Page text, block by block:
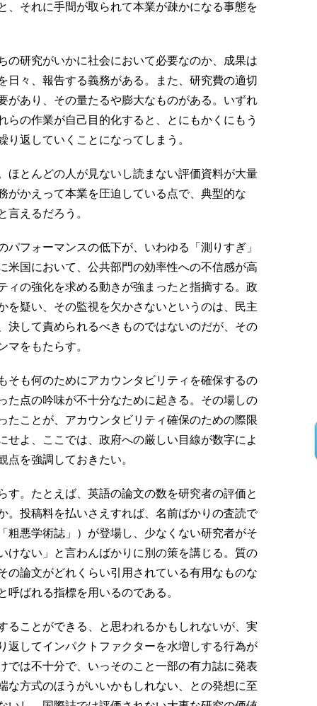
、それに手間が取られて本業が疎かになる事態を
の研究がいかに社会において必要なのか、成果は
日々、報告する義務がある。また、研究費の適切
があり、その量たるや膨大なものがある。いずれ
らの作業が自己目的化すると、とにもかくにもう
返していくことになってしまう。
ほとんどの人が見ないし読まない評価資料が大量
がかえって本業を圧迫している点で、典型的な
言えるだろう。
フォーマンスの低下が、いわゆる「測りすぎ」
米国において、公共部門の効率性への不信感が高
ィの強化を求める動きが強まったと指摘する。政
を疑い、その監視を欠かさないというのは、民主
決して責められるべきものではないのだが、その
マをもたらす。
そも何のためにアカウンタビリティを確保するの
た点の吟味が不十分なために起きる。その場しの
たことが、アカウンタビリティ確保のための際限
せよ、ここでは、政府への厳しい目線が数字によ
点を強調しておきたい。
す。たとえば、英語の論文の数を研究者の評価と
。投稿料を払いさえすれば、名前ばかりの査読で
粗悪学術誌」）が登場し、少なくない研究者がそ
けない」と言わんばかりに別の策を講じる。質の
の論文がどれくらい引用されている有用なものな
ばれる指標を用いるのである。
ることができる、と思われるかもしれないが、実
返してインパクトファクターを水増しする行為が
では不十分で、いっそのこと一部の有力誌に発表
な方式のほうがいいかもしれない、との発想に至